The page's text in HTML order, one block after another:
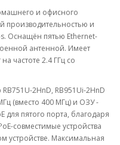
и офисного
и
Оснащён пятью Ethernet-
антенной. Имеет
частоте 2.4 ГГц со
2HnD, RB951Ui-2HnD
(вместо 400 МГц) и ОЗУ -
для пятого порта, благодаря
совместимые устройства
устройстве. Максимальная